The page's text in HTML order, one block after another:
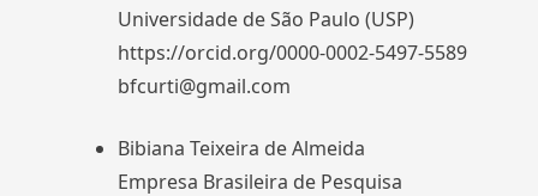
Universidade de São Paulo (USP)
https://orcid.org/0000-0002-5497-5589
bfcurti@gmail.com
Bibiana Teixeira de Almeida
Empresa Brasileira de Pesquisa